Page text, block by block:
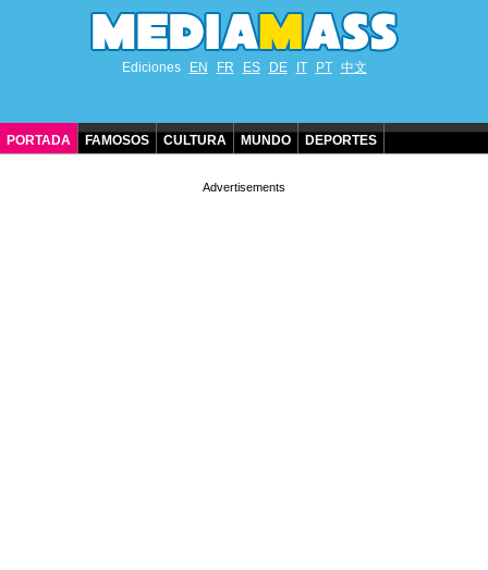
Ediciones EN FR ES DE IT PT 中文
PORTADA FAMOSOS CULTURA MUNDO DEPORTES